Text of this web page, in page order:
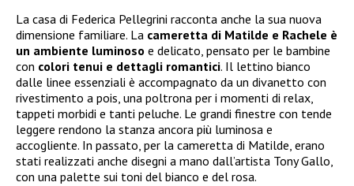
La casa di Federica Pellegrini racconta anche la sua nuova
dimensione familiare. La cameretta di Matilde e Rachele è
un ambiente luminoso e delicato, pensato per le bambine
con colori tenui e dettagli romantici. Il lettino bianco
dalle linee essenziali è accompagnato da un divanetto con
rivestimento a pois, una poltrona per i momenti di relax,
tappeti morbidi e tanti peluche. Le grandi finestre con tende
leggere rendono la stanza ancora più luminosa e
accogliente. In passato, per la cameretta di Matilde, erano
stati realizzati anche disegni a mano dall’artista Tony Gallo,
con una palette sui toni del bianco e del rosa.